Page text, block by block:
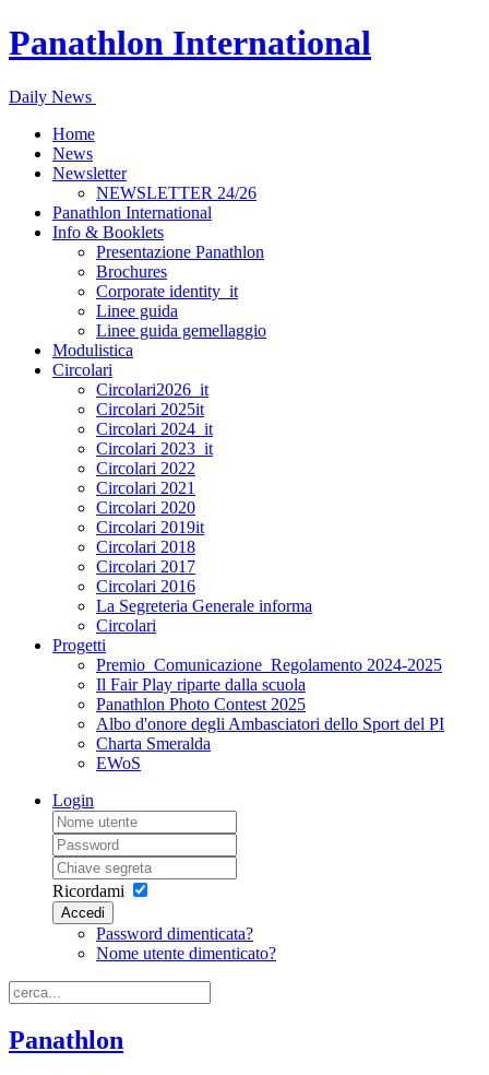
Panathlon International
Daily News
Home
News
Newsletter
NEWSLETTER 24/26
Panathlon International
Info & Booklets
Presentazione Panathlon
Brochures
Corporate identity_it
Linee guida
Linee guida gemellaggio
Modulistica
Circolari
Circolari2026_it
Circolari 2025it
Circolari 2024_it
Circolari 2023_it
Circolari 2022
Circolari 2021
Circolari 2020
Circolari 2019it
Circolari 2018
Circolari 2017
Circolari 2016
La Segreteria Generale informa
Circolari
Progetti
Premio_Comunicazione_Regolamento 2024-2025
Il Fair Play riparte dalla scuola
Panathlon Photo Contest 2025
Albo d'onore degli Ambasciatori dello Sport del PI
Charta Smeralda
EWoS
Login
Ricordami
Accedi
Password dimenticata?
Nome utente dimenticato?
Panathlon